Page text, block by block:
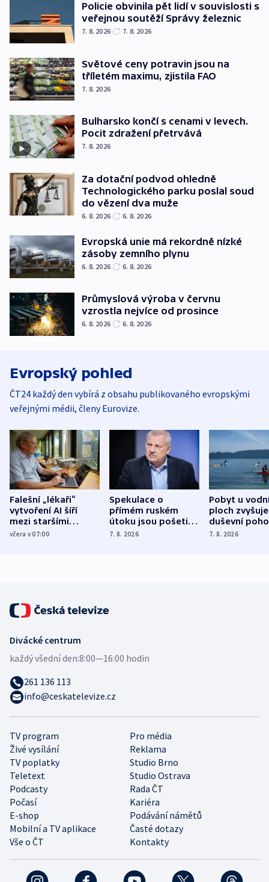
Policie obvinila pět lidí v souvislosti s
veřejnou soutěží Správy železnic
7. 8. 2026 7. 8. 2026
Světové ceny potravin jsou na
tříletém maximu, zjistila FAO
7. 8. 2026
Bulharsko končí s cenami v levech.
Pocit zdražení přetrvává
7. 8. 2026
Za dotační podvod ohledně
Technologického parku poslal soud
do vězení dva muže
6. 8. 2026 6. 8. 2026
Evropská unie má rekordně nízké
zásoby zemního plynu
6. 8. 2026 6. 8. 2026
Průmyslová výroba v červnu
vzrostla nejvíce od prosince
6. 8. 2026 6. 8. 2026
Evropský pohled
ČT24 každý den vybírá z obsahu publikovaného evropskými
veřejnými médii, členy Eurovize.
Falešní „lékaři“
vytvoření AI šíří
mezi staršími
Poláky nebezpečné
včera v 07:00
Spekulace o
přímém ruském
útoku jsou pošetilé,
míní estonský
7. 8. 2026
Pobyt u
ploch zvyšuje
duševní
ukázala
7. 8. 2026
TV program
Pro média
Živé vysílání
Reklama
TV poplatky
Studio Brno
Teletext
Studio Ostrava
Podcasty
Rada ČT
Počasí
Kariéra
E-shop
Podávání námětů
Mobilní a TV aplikace
Časté dotazy
Vše o ČT
Kontakty
Divácké centrum
každý všední den:8:00—16:00 hodin
261 136 113
info@ceskatelevize.cz